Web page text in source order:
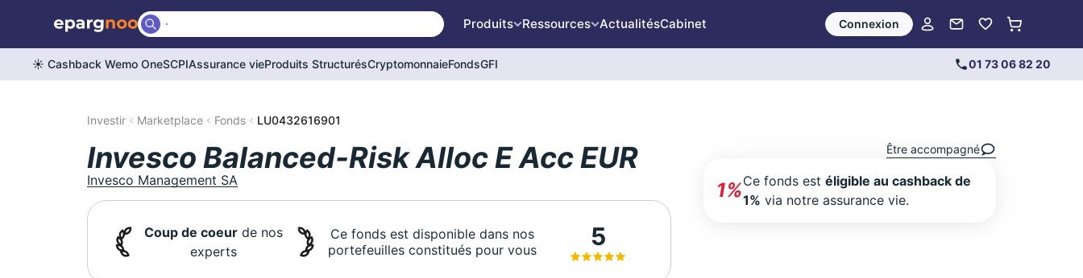
Produits Ressources ActualitésCabinet Connexion
☀️ Cashback Wemo OneSCPIAssurance vieProduits StructurésCryptomonnaieFondsGFI 01 73 06 82 20
Investir Marketplace Fonds LU0432616901
Invesco Balanced-Risk Alloc E Acc EUR
Invesco Management SA
Coup de coeurde nos
experts
Ce fonds est disponible dans nos
portefeuilles constitués pour vous
5
Être accompagné
1%Ce fonds estéligible au cashback de
1% via notre assurance vie.